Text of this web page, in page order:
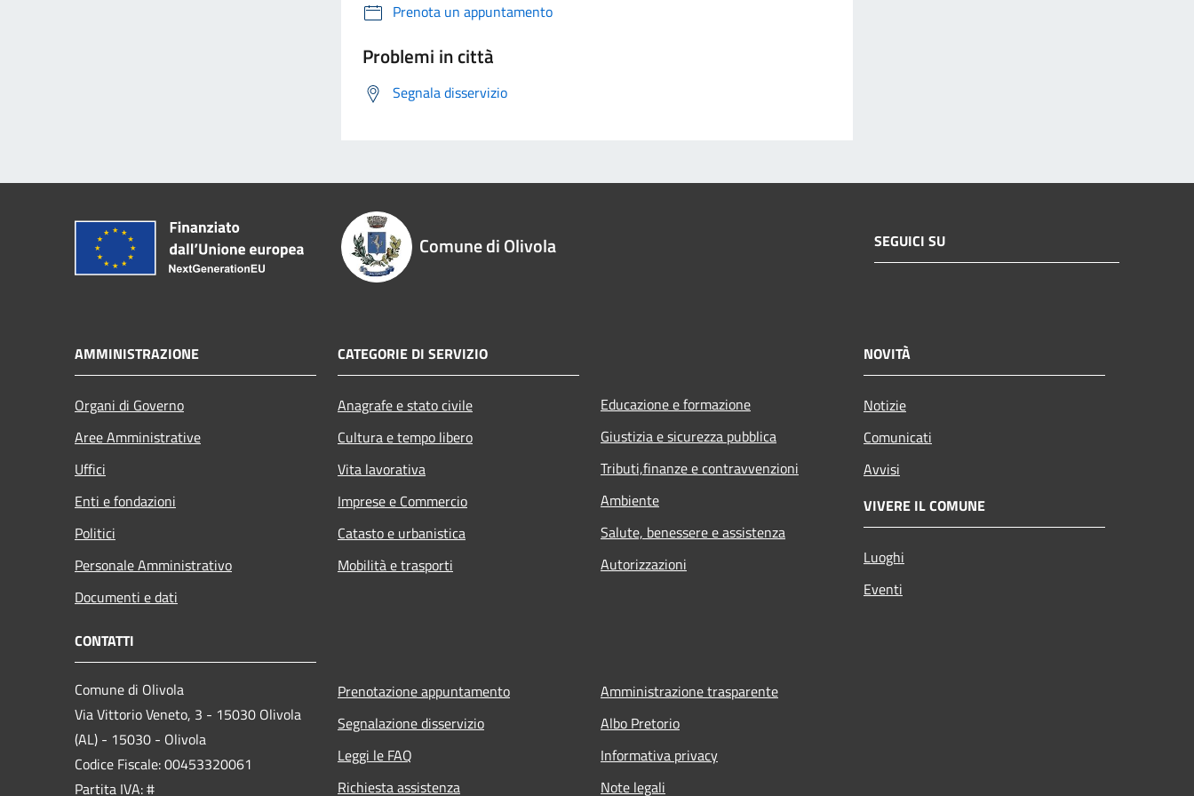
Prenota un appuntamento
Problemi in città
Segnala disservizio
Comune di Olivola SEGUICI SU
AMMINISTRAZIONE
Organi di Governo
Aree Amministrative
Uffici
Enti e fondazioni
Politici
Personale Amministrativo
Documenti e dati
CATEGORIE DI SERVIZIO
Anagrafe e stato civile
Cultura e tempo libero
Vita lavorativa
Imprese e Commercio
Catasto e urbanistica
Mobilità e trasporti
Educazione e formazione
Giustizia e sicurezza pubblica
Tributi,finanze e contravvenzioni
Ambiente
Salute, benessere e assistenza
Autorizzazioni
NOVITÀ
Notizie
Comunicati
Avvisi
VIVERE IL COMUNE
Luoghi
Eventi
CONTATTI
Comune di Olivola
Via Vittorio Veneto, 3 - 15030 Olivola
(AL) - 15030 - Olivola
Codice Fiscale: 00453320061
Partita IVA: #
Prenotazione appuntamento
Segnalazione disservizio
Leggi le FAQ
Richiesta assistenza
Amministrazione trasparente
Albo Pretorio
Informativa privacy
Note legali